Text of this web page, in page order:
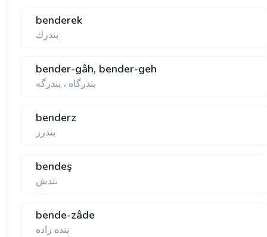
benderek
بندرك
bender-gâh, bender-geh
بندرگاه ، بندرگه
benderz
بندرز
bendeş
بندش
bende-zâde
بنده زاده